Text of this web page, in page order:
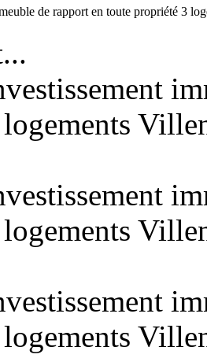
de rapport en toute propriété 3